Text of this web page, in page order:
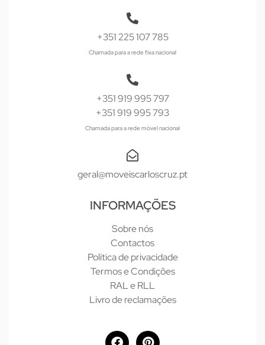
+351 225 107 785
Chamada para a rede fixa nacional
+351 919 995 797
+351 919 995 793
Chamada para a rede móvel nacional
geral@moveiscarloscruz.pt
INFORMAÇÕES
Sobre nós
Contactos
Política de privacidade
Termos e Condições
RAL e RLL
Livro de reclamações